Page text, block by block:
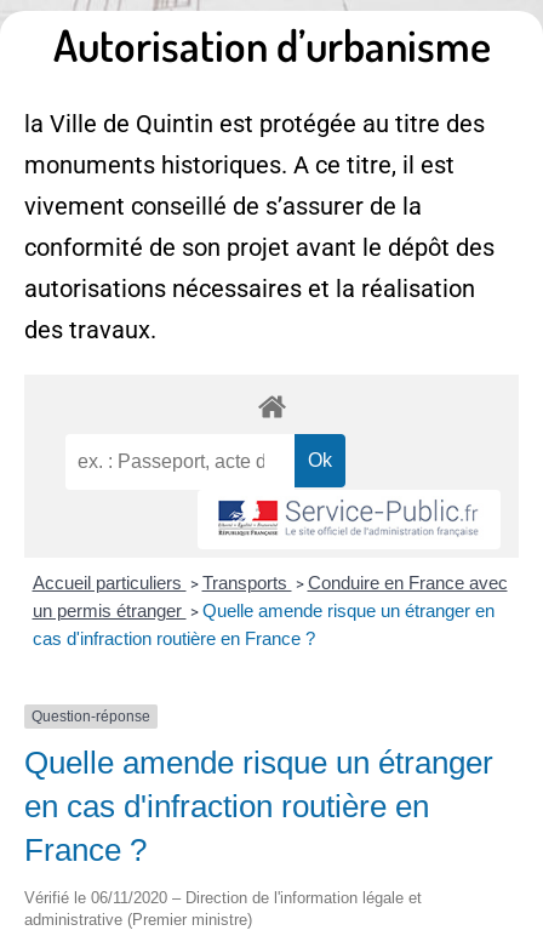
Autorisation d’urbanisme
la Ville de Quintin est protégée au titre des
monuments historiques. A ce titre, il est
vivement conseillé de s’assurer de la
conformité de son projet avant le dépôt des
autorisations nécessaires et la réalisation
des travaux.
Accueil particuliers > Transports > Conduire en France avec
un permis étranger > Quelle amende risque un étranger en
cas d'infraction routière en France ?
Question-réponse
Quelle amende risque un étranger
en cas d'infraction routière en
France ?
Vérifié le 06/11/2020 – Direction de l'information légale et
administrative (Premier ministre)